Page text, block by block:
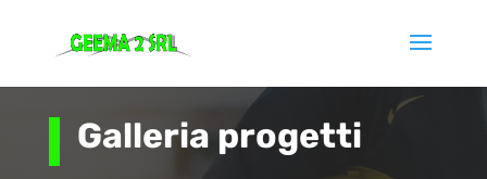
Galleria progetti